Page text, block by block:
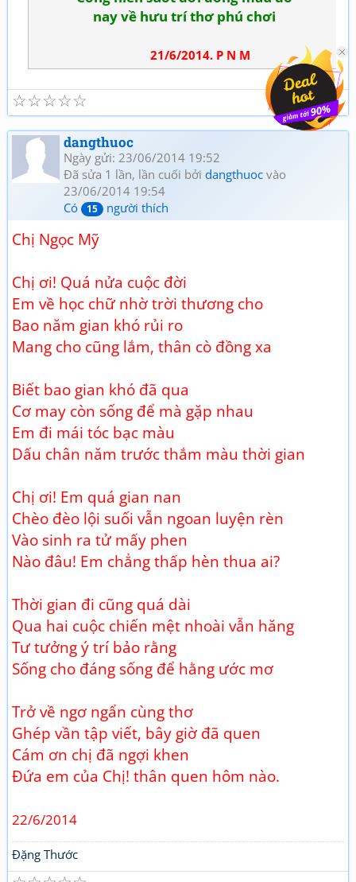
nay về hưu trí thơ phú chơi
21/6/2014. P N M
☆
☆
☆
☆
☆
dangthuoc
Ngày gửi: 23/06/2014 19:52
Đã sửa 1 lần, lần cuối bởi dangthuoc vào
23/06/2014 19:54
Có
15 người thích
Chị Ngọc Mỹ
Chị ơi! Quá nửa cuộc đời
Em về học chữ nhờ trời thương cho
Bao năm gian khó rủi ro
Mang cho cũng lắm, thân cò đồng xa
Biết bao gian khó đã qua
Cơ may còn sống để mà gặp nhau
Em đi mái tóc bạc màu
Dấu chân năm trước thắm màu thời gian
Chị ơi! Em quá gian nan
Chèo đèo lội suối vẫn ngoan luyện rèn
Vào sinh ra tử mấy phen
Nào đâu! Em chẳng thấp hèn thua ai?
Thời gian đi cũng quá dài
Qua hai cuộc chiến mệt nhoài vẫn hăng
Tư tưởng ý trí bảo rằng
Sống cho đáng sống để hằng ước mơ
Trở về ngơ ngẩn cùng thơ
Ghép vần tập viết, bây giờ đã quen
Cám ơn chị đã ngợi khen
Đứa em của Chị! thân quen hôm nào.
22/6/2014
Đặng Thước